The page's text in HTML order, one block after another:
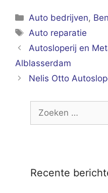
Categorieën
Auto bedrijven,
Tags
Auto reparatie
Autosloperij en
Alblasserdam
Nelis Otto
naar:
Recente